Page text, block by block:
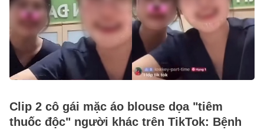
Clip 2 cô gái mặc áo blouse dọa "tiêm
thuốc độc" người khác trên TikTok: Bệnh